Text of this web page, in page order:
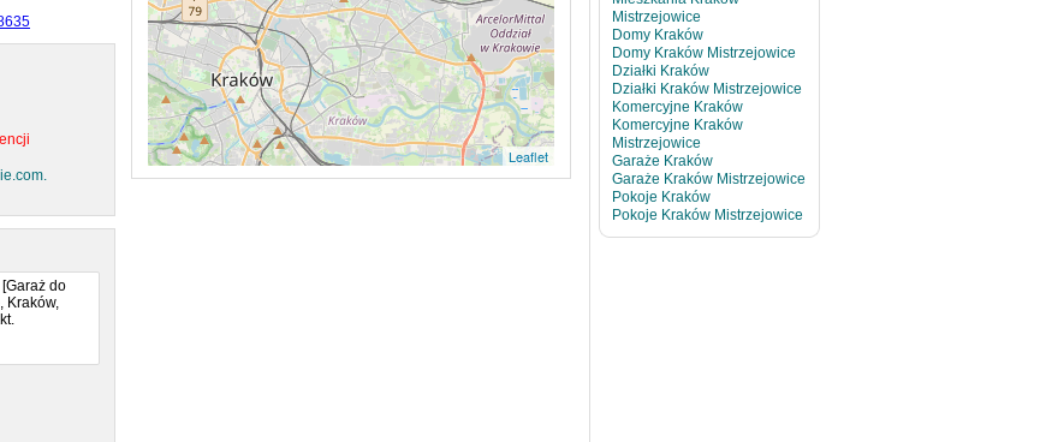
Leaflet
Mistrzejowice
Domy Kraków
Domy Kraków Mistrzejowice
Działki Kraków
Działki Kraków Mistrzejowice
Komercyjne Kraków
Komercyjne Kraków
Mistrzejowice
Garaże Kraków
Garaże Kraków Mistrzejowice
Pokoje Kraków
Pokoje Kraków Mistrzejowice